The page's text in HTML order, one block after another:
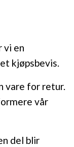
vi en
kjøpsbevis.
vare for retur.
vår
del blir